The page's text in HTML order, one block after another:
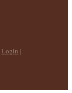
Login |